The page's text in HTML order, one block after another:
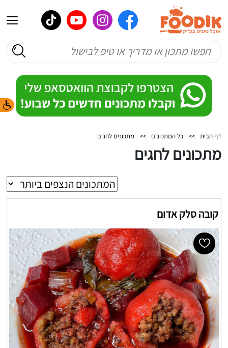
דף הבית >> כל המתכונים >> מתכונים לחגים
מתכונים לחגים
קובה סלק אדום